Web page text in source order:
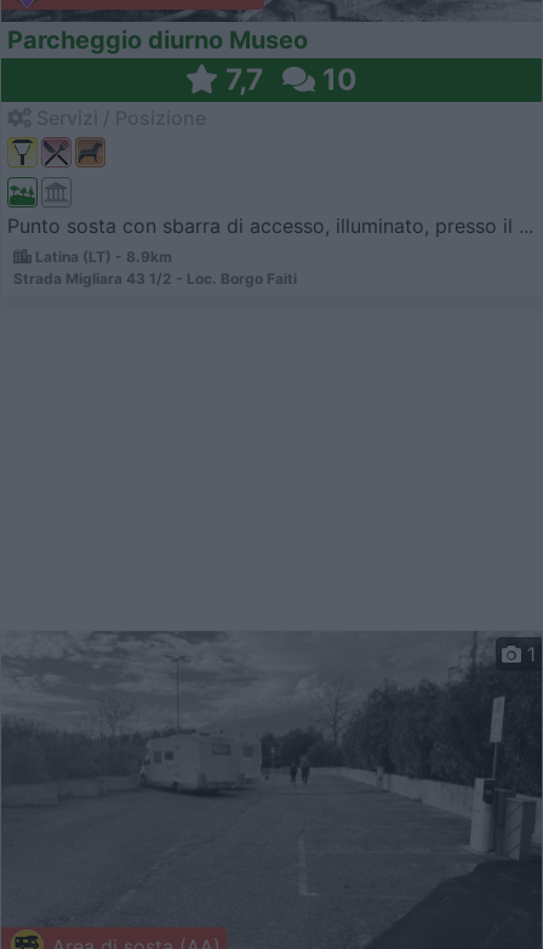
Parcheggio diurno Museo
7,7 10
Punto sosta con sbarra di accesso, illuminato, presso il ...
Latina (LT) - 8.9km
Strada Migliara 43 1/2 - Loc. Borgo Faiti
1